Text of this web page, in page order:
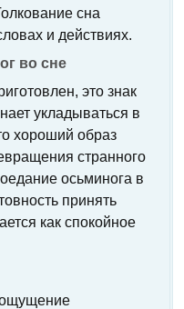
сна
и действиях.
во сне
это знак
укладываться в
хороший образ
странного
осьминога в
принять
как спокойное